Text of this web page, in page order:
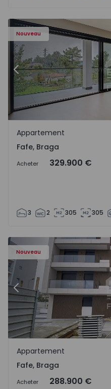
Nouveau
Précédent
Fafe, Braga
Appartement
Fafe, Braga
Acheter 329.900 €
3 2 305 305
Nouveau
Précédent
Fafe, Braga
Appartement
Fafe, Braga
Acheter 288.900 €